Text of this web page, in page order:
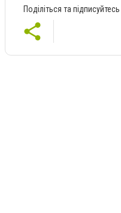
Поділіться та